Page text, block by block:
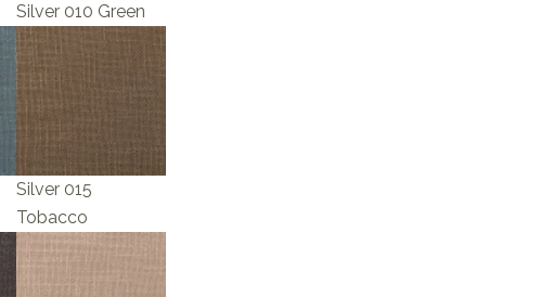
Silver 010 Green
Silver 015
Tobacco